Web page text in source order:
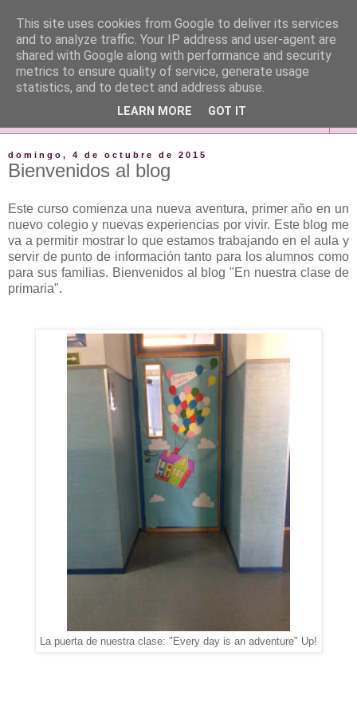
domingo, 4 de octubre de 2015
Bienvenidos al blog
Este curso comienza una nueva aventura, primer año en un
nuevo colegio y nuevas experiencias por vivir. Este blog me
va a permitir mostrar lo que estamos trabajando en el aula y
servir de punto de información tanto para los alumnos como
para sus familias. Bienvenidos al blog "En nuestra clase de
primaria".
La puerta de nuestra clase: "Every day is an adventure" Up!
This site uses cookies from Google to deliver its services
and to analyze traffic. Your IP address and user-agent are
shared with Google along with performance and security
metrics to ensure quality of service, generate usage
statistics, and to detect and address abuse.
LEARN MORE GOT IT